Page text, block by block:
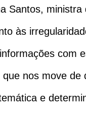
Santos,
às
com
que nos move
e